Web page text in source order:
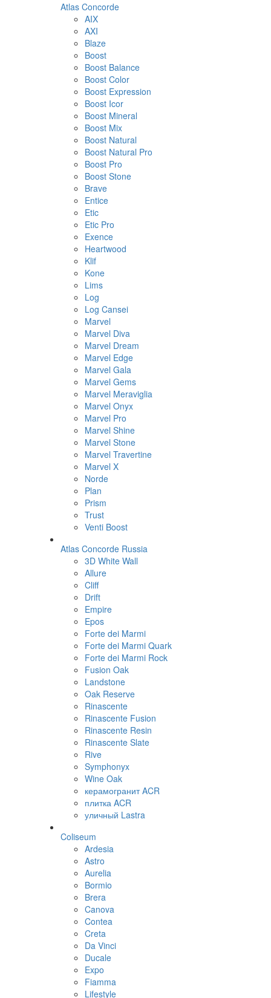
Atlas Concorde
AIX
AXI
Blaze
Boost
Boost Balance
Boost Color
Boost Expression
Boost Icor
Boost Mineral
Boost Mix
Boost Natural
Boost Natural Pro
Boost Pro
Boost Stone
Brave
Entice
Etic
Etic Pro
Exence
Heartwood
Klif
Kone
Lims
Log
Log Cansei
Marvel
Marvel Diva
Marvel Dream
Marvel Edge
Marvel Gala
Marvel Gems
Marvel Meraviglia
Marvel Onyx
Marvel Pro
Marvel Shine
Marvel Stone
Marvel Travertine
Marvel X
Norde
Plan
Prism
Trust
Venti Boost
Atlas Concorde Russia
3D White Wall
Allure
Cliff
Drift
Empire
Epos
Forte dei Marmi
Forte dei Marmi Quark
Forte dei Marmi Rock
Fusion Oak
Landstone
Oak Reserve
Rinascente
Rinascente Fusion
Rinascente Resin
Rinascente Slate
Rive
Symphonyx
Wine Oak
керамогранит ACR
плитка ACR
уличный Lastra
Coliseum
Ardesia
Astro
Aurelia
Bormio
Brera
Canova
Contea
Creta
Da Vinci
Ducale
Expo
Fiamma
Lifestyle